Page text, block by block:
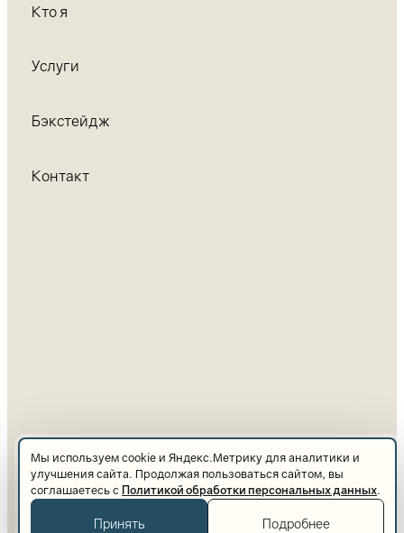
Кто я
Услуги
Бэкстейдж
Контакт
Мы используем cookie и Яндекс.Метрику для аналитики и
улучшения сайта. Продолжая пользоваться сайтом, вы
соглашаетесь с Политикой обработки персональных данных.
Принять Подробнее